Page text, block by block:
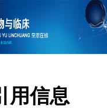
用信息